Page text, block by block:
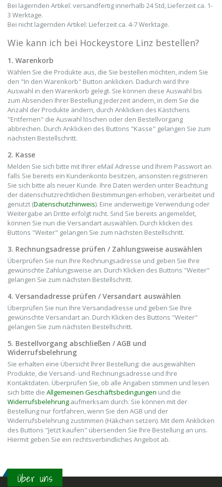
Bei lagernden Artikel: versandfertig innerhalb 24 Std, Lieferzeit ca. 1-
3 Werktage.
Bei nicht lagernden Artikel: Lieferzeit ca. 4-7 Werktage.
Wie kann ich bei Hockeystore Linz bestellen?
1. Warenkorb
Wählen Sie die Produkte aus, die Sie bestellen möchten, indem Sie
den "In den Warenkorb" Button anklicken. Dadurch wird Ihre
Auswahl in den Warenkorb gelegt. Sie können diese Auswahl bis
zum Absenden Ihrer Bestellung jederzeit ändern, in dem Sie die
Anzahl der Produkte ändern, durch Anklicken des Kästchens
"Entfernen" die Auswahl löschen oder den Bestellvorgang
abbrechen. Durch Anklicken des Buttons "Kasse" gelangen Sie zum
nächsten Bestellschritt.
2. Kasse
Melden Sie sich bitte mit Ihrer eMail Adresse und Ihrem Passwort an
falls Sie bereits ein Kundenkonto besitzen, ansonsten registrieren
Sie sich bitte als neuer Kunde. Ihre Daten werden unter Beachtung
der datenschutzrechtlichen Bestimmungen erhoben, verarbeitet und
genutzt (Datenschutzhinweis). Eine anderweitige Verwendung oder
Weitergabe an Dritte erfolgt nicht. Sind Sie bereits angemeldet,
können Sie nun die Versandart auswählen. Durch klicken des
Buttons "Weiter" gelangen Sie zum nächsten Bestellschritt.
3. Rechnungsadresse prüfen / Zahlungsweise auswählen
Überprüfen Sie nun Ihre Rechnungsadresse und geben Sie Ihre
gewünschte Zahlungsweise an. Durch Klicken des Buttons "Weiter"
gelangen Sie zum nächsten Bestellschritt.
4. Versandadresse prüfen / Versandart auswählen
Überprüfen Sie nun Ihre Versandadresse und geben Sie Ihre
gewünschte Versandart an. Durch Klicken des Buttons "Weiter"
gelangen Sie zum nächsten Bestellschritt.
5. Bestellvorgang abschließen / AGB und
Widerrufsbelehrung
Sie erhalten eine Übersicht Ihrer Bestellung: die ausgewählten
Produkte, die Versand- und Rechnungsadresse und Ihre
Kontaktdaten. Überprüfen Sie, ob alle Angaben stimmen und lesen
sich bitte die Allgemeinen Geschäftsbedingungen und die
Widerrufsbelehrung aufmerksam durch. Sie können mit der
Bestellung nur fortfahren, wenn Sie den AGB und der
Widerrufsbelehrung zustimmen (Häkchen setzen). Mit dem Anklicken
des Buttons "Jetzt kaufen" übersenden Sie Ihre Bestellung an uns.
Hiermit geben Sie ein rechtsverbindliches Angebot ab.
Über uns